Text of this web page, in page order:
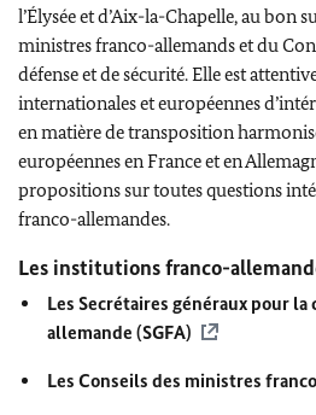
l’Élysée et d’Aix-la-Chapelle, au bon
ministres franco-allemands et du
défense et de sécurité. Elle est
internationales et européennes
en matière de transposition
européennes en France et en
propositions sur toutes questions
franco-allemandes.
Les institutions franco-
Les Secrétaires généraux pour
allemande (SGFA)
Les Conseils des ministres